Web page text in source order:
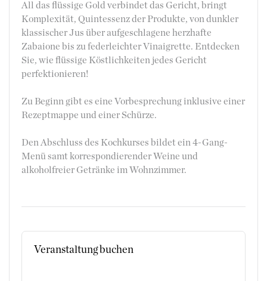
All das flüssige Gold verbindet das Gericht, bringt
Komplexität, Quintessenz der Produkte, von dunkler
klassischer Jus über aufgeschlagene herzhafte
Zabaione bis zu federleichter Vinaigrette. Entdecken
Sie, wie flüssige Köstlichkeiten jedes Gericht
perfektionieren!
Zu Beginn gibt es eine Vorbesprechung inklusive einer
Rezeptmappe und einer Schürze.
Den Abschluss des Kochkurses bildet ein 4-Gang-
Menü samt korrespondierender Weine und
alkoholfreier Getränke im Wohnzimmer.
Veranstaltung buchen